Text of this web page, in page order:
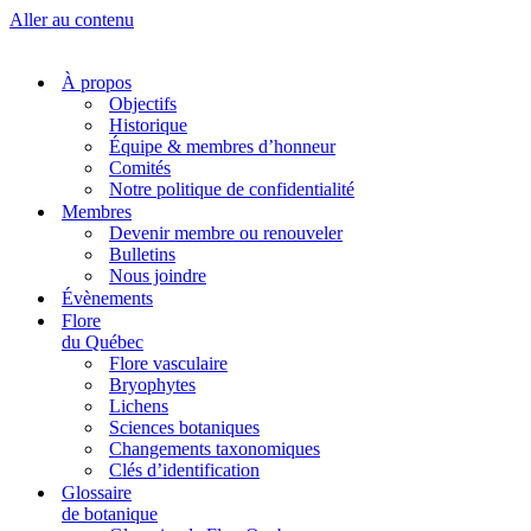
Aller au contenu
À propos
Objectifs
Historique
Équipe & membres d’honneur
Comités
Notre politique de confidentialité
Membres
Devenir membre ou renouveler
Bulletins
Nous joindre
Évènements
Flore
du Québec
Flore vasculaire
Bryophytes
Lichens
Sciences botaniques
Changements taxonomiques
Clés d’identification
Glossaire
de botanique